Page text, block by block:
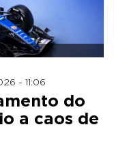
- 11:06
do
a caos de